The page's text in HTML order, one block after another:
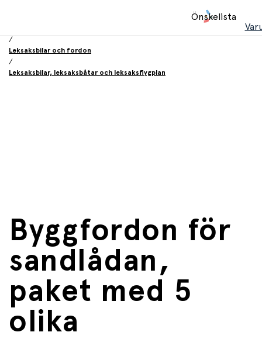
Önskelista
/
Leksaksbilar och fordon
/
Leksaksbilar, leksaksbåtar och leksaksflygplan
Byggfordon för
sandlådan,
paket med 5
olika